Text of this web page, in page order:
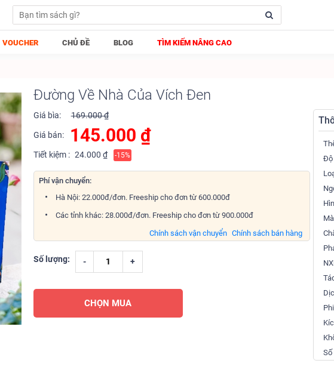
VOUCHER CHỦ ĐỀ BLOG TÌM KIẾM NÂNG CAO
Đường Về Nhà Của Vích Đen
Giá bìa: 169.000 ₫
Giá bán: 145.000 ₫
Tiết kiệm : 24.000 ₫ -15%
Phí vận chuyển:
Hà Nội: 22.000đ/đơn. Freeship cho đơn từ 600.000đ
Các tỉnh khác: 28.000đ/đơn. Freeship cho đơn từ 900.000đ
Chính sách bán hàng
Chính sách vận chuyển
Số lượng: - +
CHỌN MUA
Độ
Số